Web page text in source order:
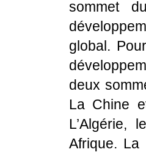
sommet
global.
deux
La Chine
L’Algérie,
Afrique.